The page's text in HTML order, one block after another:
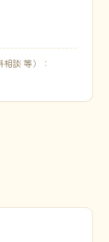
談 等）：